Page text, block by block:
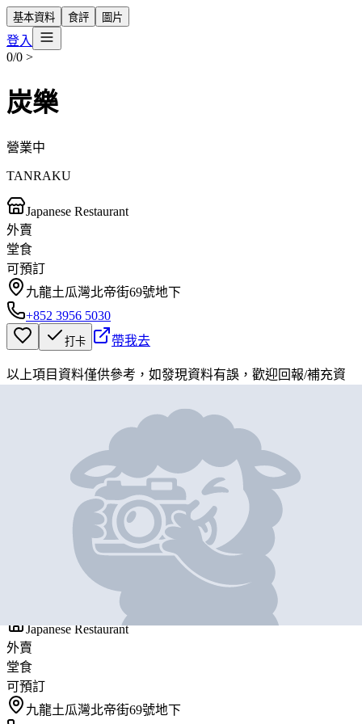
基本資料 食評 圖片
登入
0/0 >
炭樂
營業中
TANRAKU
Japanese Restaurant
外賣
堂食
可預訂
九龍土瓜灣北帝街69號地下
+852 3956 5030
打卡 帶我去
以上項目資料僅供參考，如發現資料有誤，歡迎回報/補充資
Japanese Restaurant
外賣
堂食
可預訂
九龍土瓜灣北帝街69號地下